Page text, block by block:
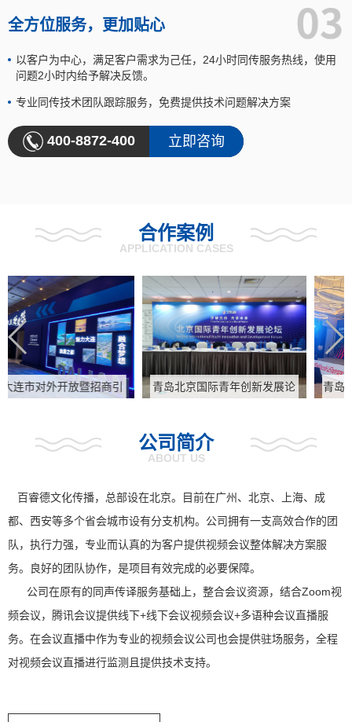
全方位服务，更加贴心
以客户为中心，满足客户需求为己任，24小时同传服务热线，使用
问题2小时内给予解决反馈。
专业同传技术团队跟踪服务，免费提供技术问题解决方案
400-8872-400 立即咨询
合作案例
APPLICATION CASES
青岛北京国际青年创新发展论
青岛2023全球能源转型暨国际
提供贵阳同传设备租赁
公司简介
ABOUT US
百睿德文化传播，总部设在北京。目前在广州、北京、上海、成
都、西安等多个省会城市设有分支机构。公司拥有一支高效合作的团
队，执行力强，专业而认真的为客户提供视频会议整体解决方案服
务。良好的团队协作，是项目有效完成的必要保障。
公司在原有的同声传译服务基础上，整合会议资源，结合Zoom视
频会议，腾讯会议提供线下+线下会议视频会议+多语种会议直播服
务。在会议直播中作为专业的视频会议公司也会提供驻场服务，全程
对视频会议直播进行监测且提供技术支持。